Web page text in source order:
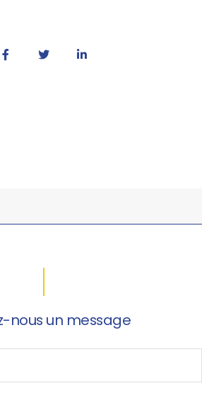
nous un message